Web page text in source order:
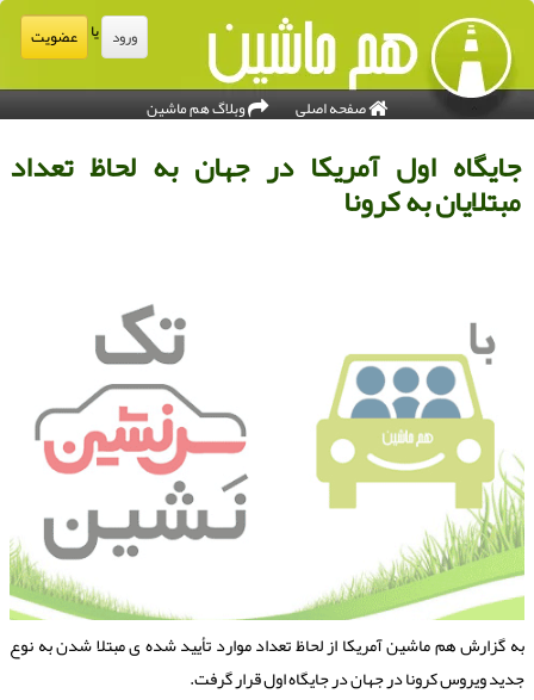
ورود عضویت
صفحه اصلی وبلاگ هم ماشین
جایگاه اول آمریكا در جهان به لحاظ تعداد
مبتلایان به كرونا
گزارش هم ماشین آمریكا از لحاظ تعداد موارد تأیید شده ی مبتلا شدن به نوع
ویروس كرونا در جهان در جایگاه اول قرار گرفت.